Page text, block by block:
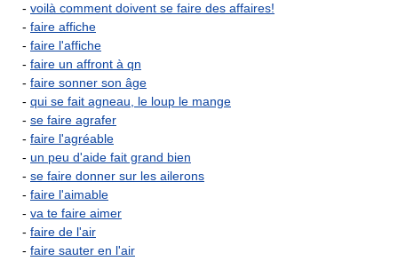
- voilà comment doivent se faire des affaires!
- faire affiche
- faire l'affiche
- faire un affront à qn
- faire sonner son âge
- qui se fait agneau, le loup le mange
- se faire agrafer
- faire l'agréable
- un peu d'aide fait grand bien
- se faire donner sur les ailerons
- faire l'aimable
- va te faire aimer
- faire de l'air
- faire sauter en l'air